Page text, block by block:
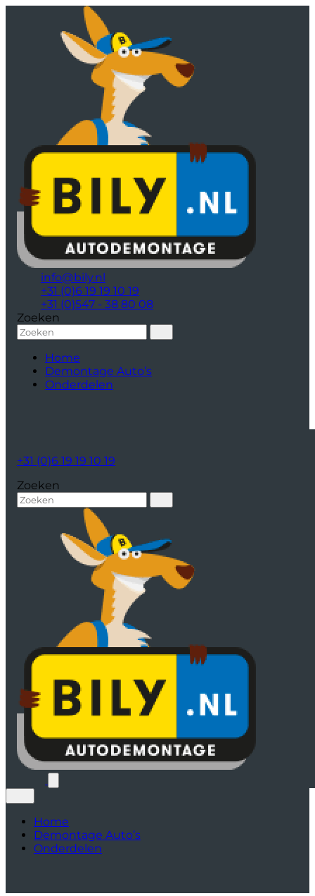
info@bily.nl
+31 (0)6 19 19 10 19
+31 (0)547 - 38 80 08
Zoeken
Home
Demontage Auto’s
Onderdelen
+31 (0)6 19 19 10 19
Zoeken
Home
Demontage Auto’s
Onderdelen